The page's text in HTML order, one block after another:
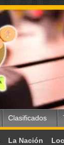
Clasificados
La Nación